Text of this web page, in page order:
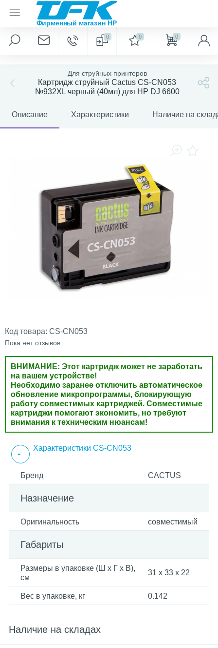
0 0 0
Для струйных принтеров
Картридж струйный Cactus CS-CN053
№932XL черный (40мл) для HP DJ 6600
Описание Характеристики Наличие на
Код товара: CS-CN053
Пока нет отзывов
ВНИМАНИЕ: Этот картридж может не заработать
на вашем устройстве!
Необходимо заранее отключить автоматическое
обновление микропрограммы, блокирующую
работу совместимых картриджей. Совместимые
картриджи помогают экономить, но требуют
внимания к техническим нюансам!
Характеристики CS-CN053
Бренд CACTUS
Назначение
Оригинальность совместимый
Габариты
Размеры в упаковке (Ш x Г x В),
см
31 x 33 x 22
Вес в упаковке, кг 0.142
Наличие на складах